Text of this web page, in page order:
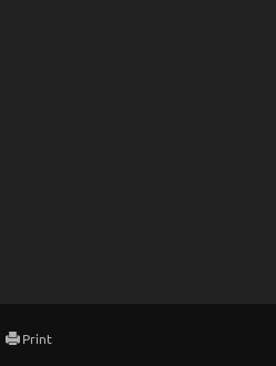
Print